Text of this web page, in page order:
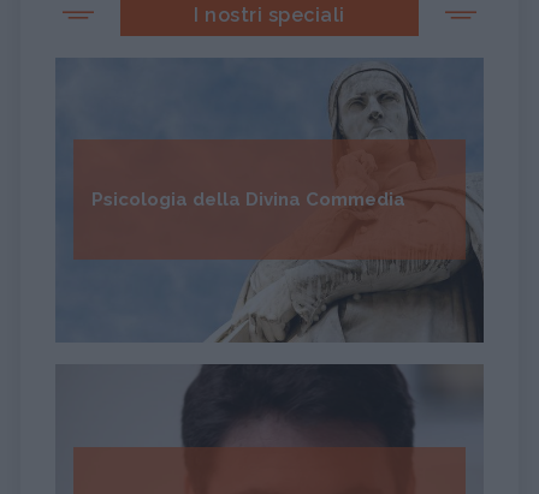
I nostri speciali
Psicologia della Divina Commedia